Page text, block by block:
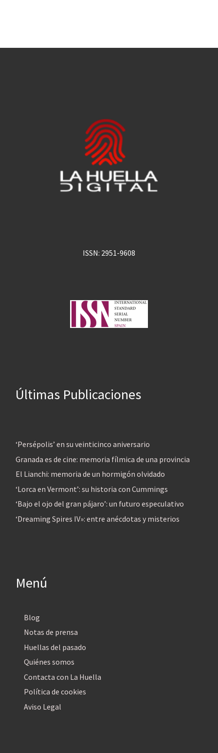
ISSN: 2951-9608
Últimas Publicaciones
‘Persépolis’ en su veinticinco aniversario
Granada es de cine: memoria fílmica de una provincia
El Lianchi: memoria de un hormigón olvidado
‘Lorca en Vermont’: su historia con Cummings
‘Bajo el ojo del gran pájaro’: un futuro especulativo
‘Dreaming Spires IV»: entre anécdotas y misterios
Menú
Blog
Notas de prensa
Huellas del pasado
Quiénes somos
Contacta con La Huella
Política de cookies
Aviso Legal